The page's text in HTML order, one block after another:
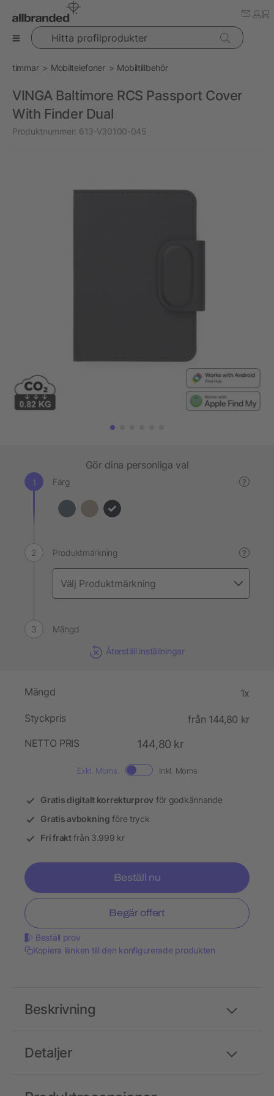
Hitta profilprodukter
timmar Mobiltelefoner Mobiltillbehör
VINGA Baltimore RCS Passport Cover
With Finder Dual
Produktnummer: 613-V30100-045
Gör dina personliga val
Färg ?
Produktmärkning ?
Mängd
Återställ inställningar
Mängd 1x
Styckpris
från 144,80 kr
NETTO PRIS
144,80 kr
Exkl. Moms. Inkl. Moms
Gratis digitalt korrekturprov för godkännande
Gratis avbokning före tryck
Fri fraktfrån 3.999 kr
Beställ nu
Begär offert
Beställ prov
Kopiera länken till den konfigurerade produkten
Detaljer
Beskrivning